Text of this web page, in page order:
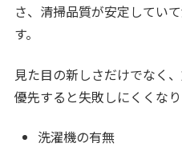
さ、清掃品質が安定してい
す。
見た目の新しさだけでなく
優先すると失敗しにくくなり
洗濯機の有無